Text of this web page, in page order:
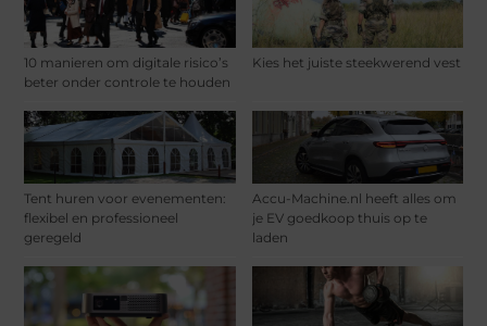
10 manieren om digitale risico’s
beter onder controle te houden
Kies het juiste steekwerend vest
Tent huren voor evenementen:
flexibel en professioneel
geregeld
Accu-Machine.nl heeft alles om
je EV goedkoop thuis op te
laden